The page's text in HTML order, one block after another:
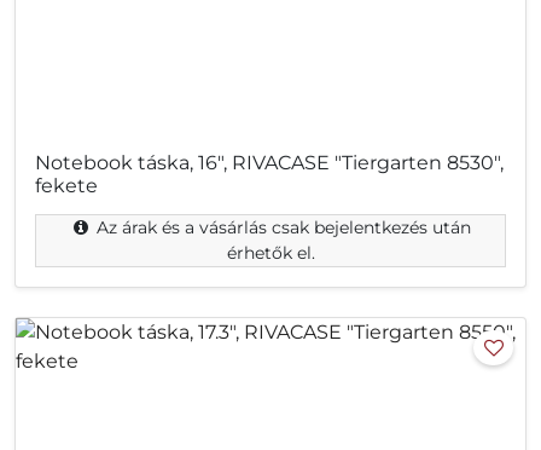
Notebook táska, 16", RIVACASE "Tiergarten 8530",
fekete
Az árak és a vásárlás csak bejelentkezés után
érhetők el.